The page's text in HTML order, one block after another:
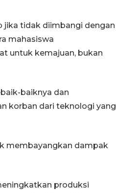
jika tidak diimbangi dengan
mahasiswa
untuk kemajuan, bukan
baiknya dan
korban dari teknologi yang
membayangkan dampak
produksi
anggaran untuk bibit